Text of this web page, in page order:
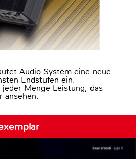
Audio System eine neue
Endstufen ein.
Menge Leistung, das
ansehen.